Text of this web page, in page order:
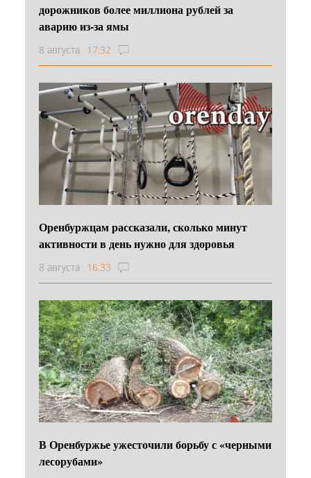
дорожников более миллиона рублей за
аварию из-за ямы
8 августа 17:32
Оренбуржцам рассказали, сколько минут
активности в день нужно для здоровья
8 августа 16:33
В Оренбуржье ужесточили борьбу с «черными
лесорубами»